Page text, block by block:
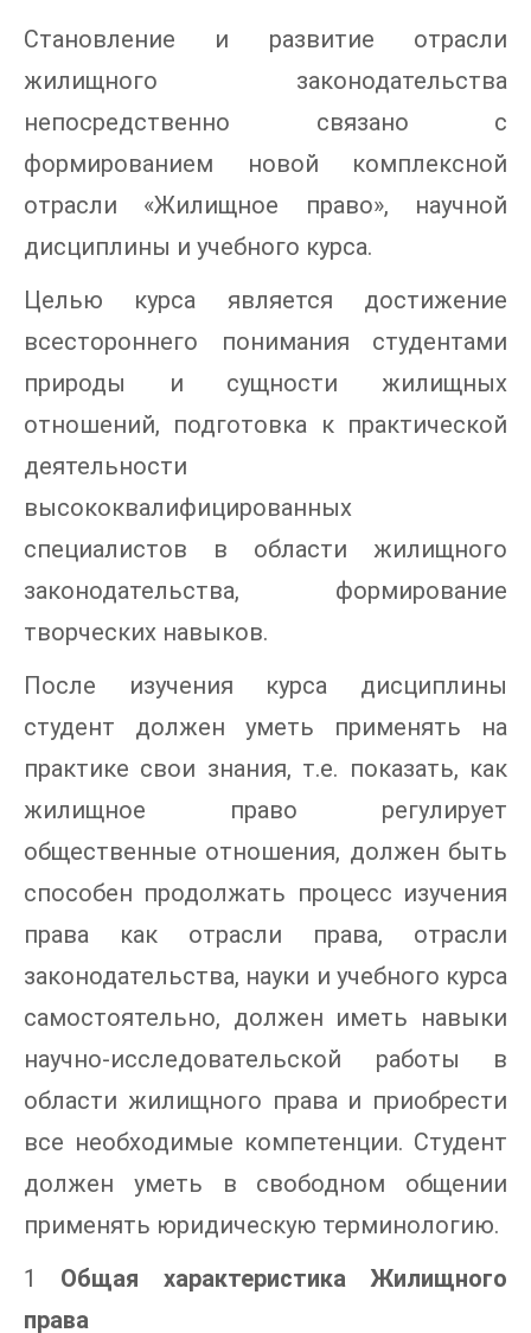
Становление и развитие отрасли
жилищного законодательства
непосредственно связано с
формированием новой комплексной
отрасли «Жилищное право», научной
дисциплины и учебного курса.
Целью курса является достижение
всестороннего понимания студентами
природы и сущности жилищных
отношений, подготовка к практической
деятельности
высококвалифицированных
специалистов в области жилищного
законодательства, формирование
творческих навыков.
После изучения курса дисциплины
студент должен уметь применять на
практике свои знания, т.е. показать, как
жилищное право регулирует
общественные отношения, должен быть
способен продолжать процесс изучения
права как отрасли права, отрасли
законодательства, науки и учебного курса
самостоятельно, должен иметь навыки
научно-исследовательской работы в
области жилищного права и приобрести
все необходимые компетенции. Студент
должен уметь в свободном общении
применять юридическую терминологию.
1 Общая характеристика Жилищного
права